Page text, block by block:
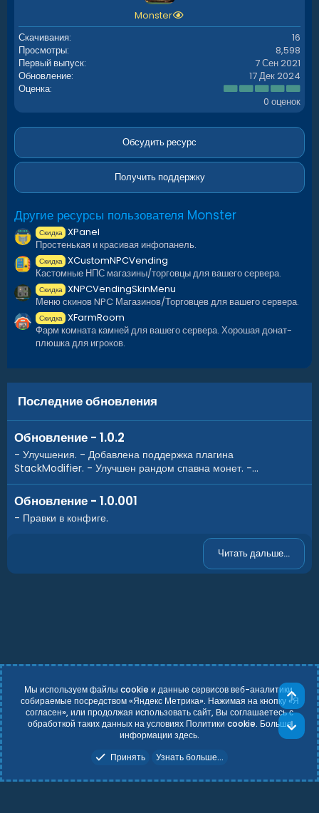
Monster
Скачивания
16
Просмотры
8,598
Первый выпуск
7 Сен 2021
Обновление
17 Дек 2024
Оценка
0
.
0
з
ё
з
д
0 оценок
Обсудить ресурс
Получить поддержку
Другие ресурсы пользователя Monster
Скидка XPanel
Простенькая и красивая инфопанель.
Скидка XCustomNPCVending
Кастомные НПС магазины/торговцы для вашего сервера.
Скидка XNPCVendingSkinMenu
Меню скинов NPC Магазинов/Торговцев для вашего сервера.
Скидка XFarmRoom
Фарм комната камней для вашего сервера. Хорошая донат-
плюшка для игроков.
Последние обновления
Обновление - 1.0.2
- Улучшения. - Добавлена поддержка плагина
StackModifier. - Улучшен рандом спавна монет. -...
Обновление - 1.0.001
- Правки в конфиге.
Читать дальше...
Russian (RU)
Условия и правила
Политика конфиденциальности
Справка Главная
R
Мы используем файлы cookie и данные сервисов веб-аналитики,
собираемые посредством «Яндекс Метрика». Нажимая на кнопку «Я
согласен», или продолжая использовать сайт, Вы соглашаетесь с
обработкой таких данных на условиях Политики cookie. Больше
информации здесь.
Принять
Узнать больше...